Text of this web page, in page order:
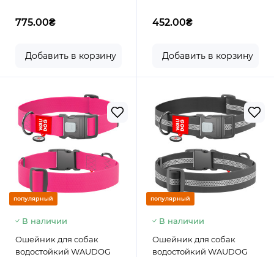
775.00₴
Добавить в корзину
452.00₴
Добавить в корзину
популярный
В наличии
Ошейник для собак
водостойкий WAUDOG
популярный
В наличии
Ошейник для собак
водостойкий WAUDOG